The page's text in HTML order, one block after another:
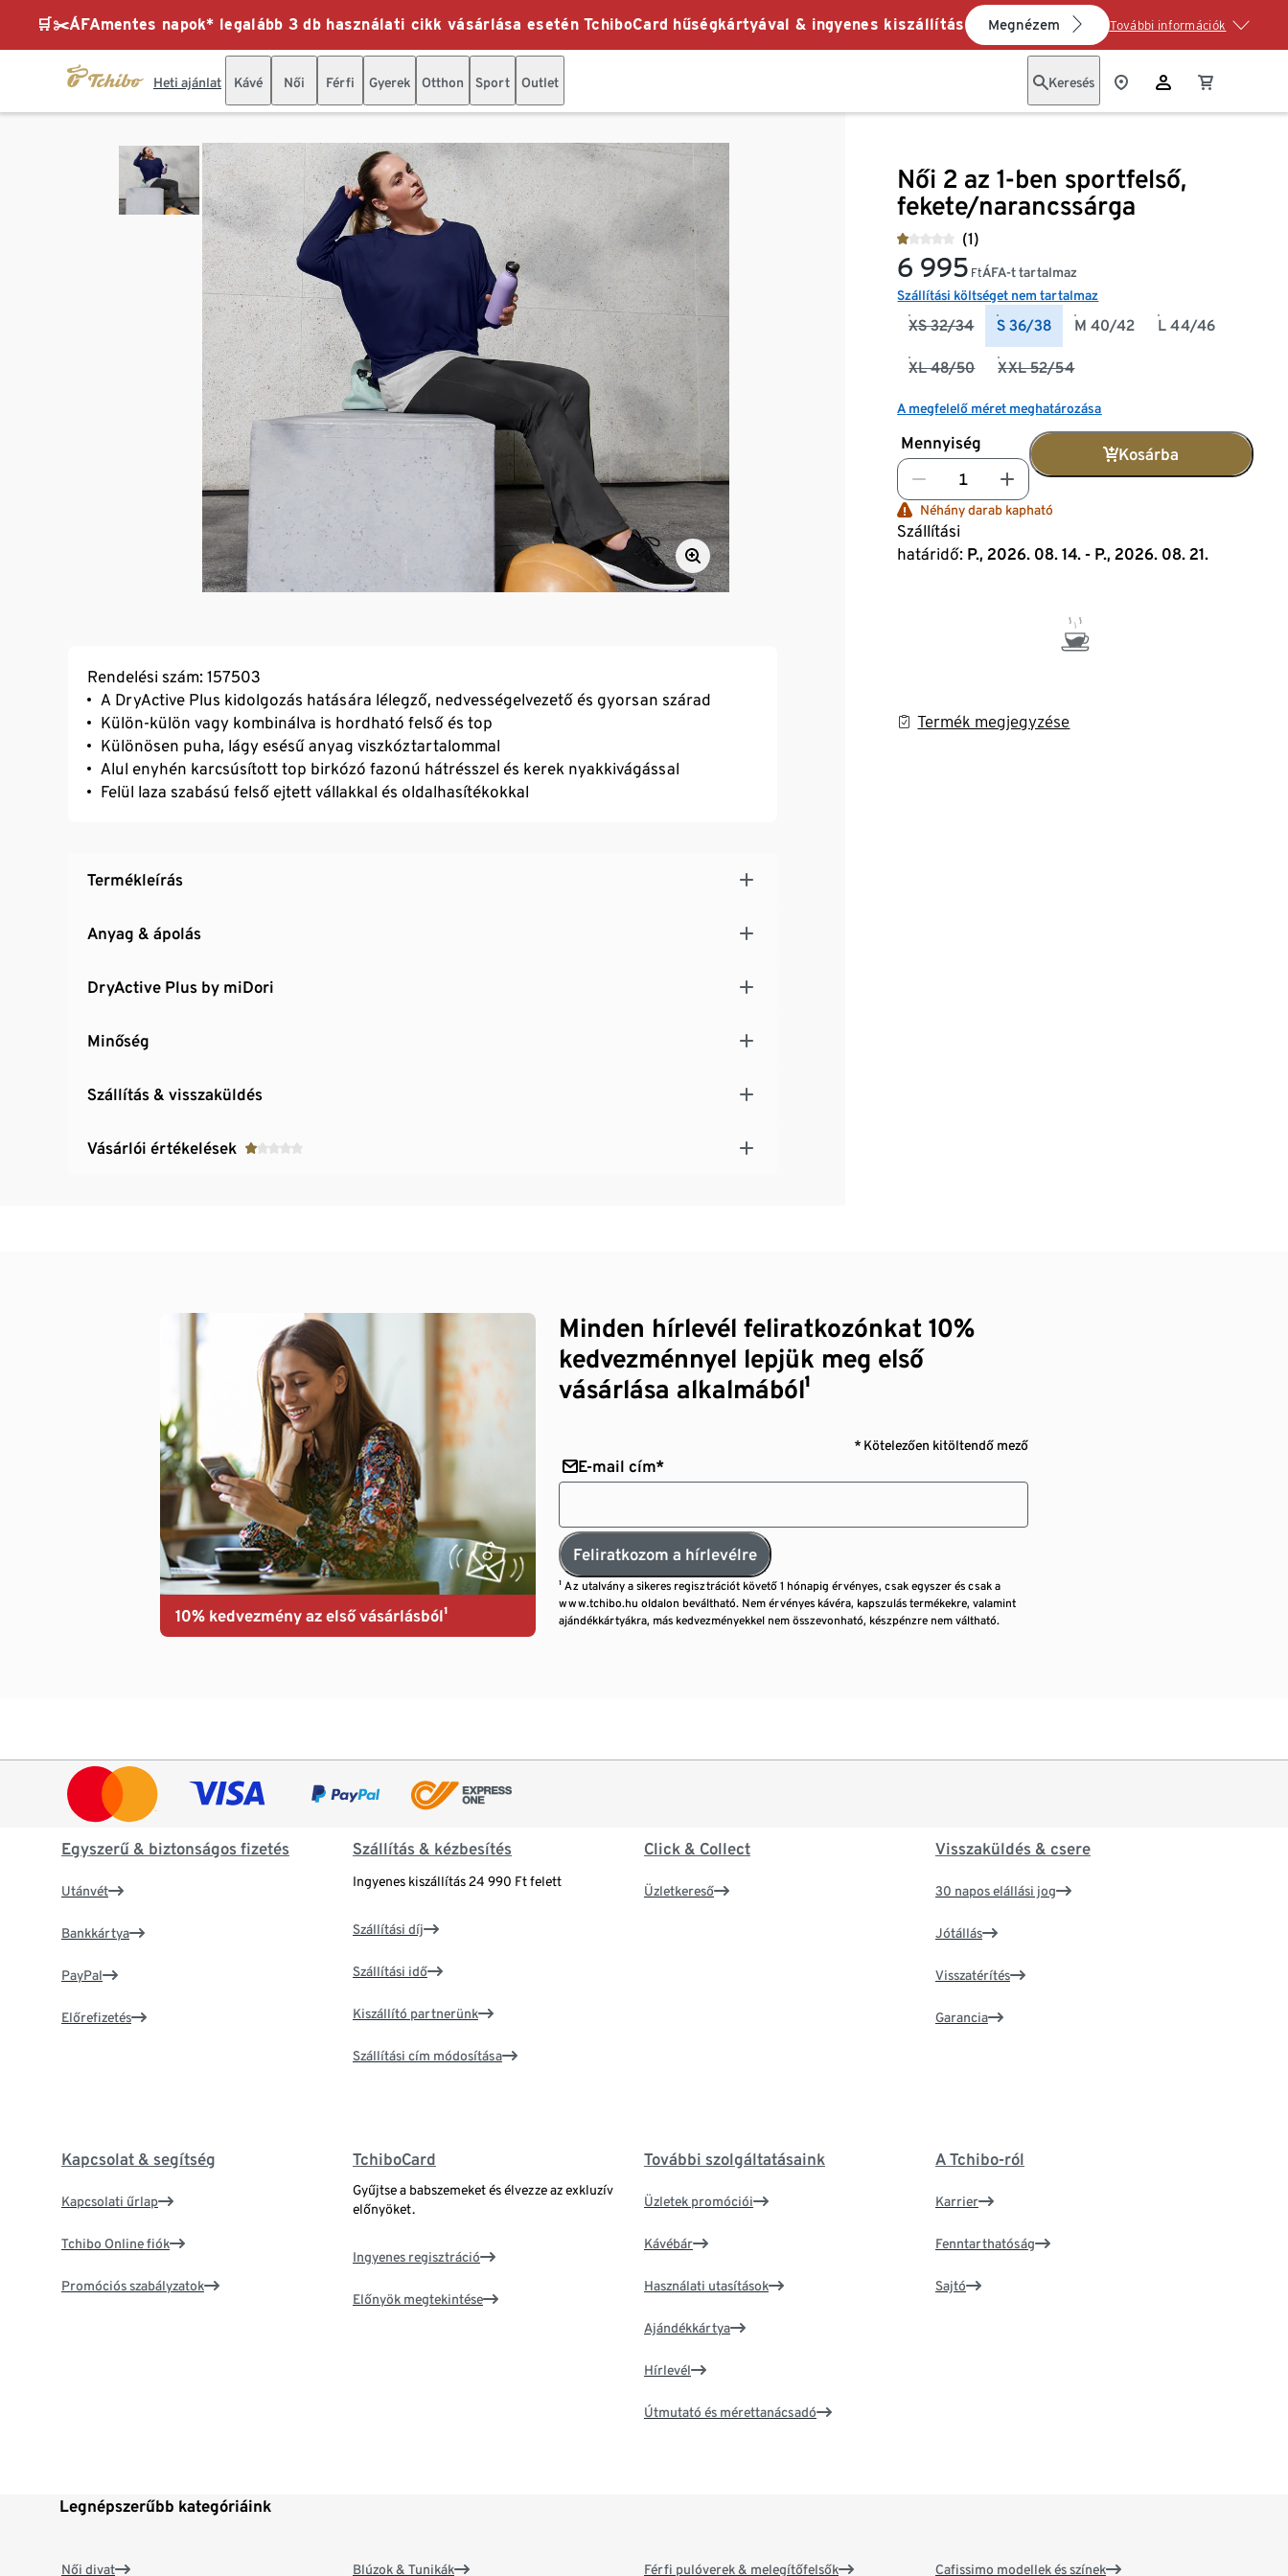
🛒✂️ÁFAmentes napok* legalább 3 db használati cikk vásárlása esetén TchiboCard hűségkártyával & ingyenes kiszállítás Megnézem További információk
Heti ajánlat Kávé Női Férfi Gyerek Otthon Sport Outlet Keresés
Női 2 az 1-ben sportfelső,
fekete/narancssárga
(1)
6 995 FtÁFA-t tartalmaz
Szállítási költséget nem tartalmaz
XS 32/34 S 36/38 M 40/42 L 44/46
XL 48/50 XXL 52/54
A megfelelő méret meghatározása
Mennyiség
Kosárba
Néhány darab kapható
Szállítási
határidő: P., 2026. 08. 14. - P., 2026. 08. 21.
Termék megjegyzése
Rendelési szám: 157503
A DryActive Plus kidolgozás hatására lélegző, nedvességelvezető és gyorsan szárad
Külön-külön vagy kombinálva is hordható felső és top
Különösen puha, lágy esésű anyag viszkóztartalommal
Alul enyhén karcsúsított top birkózó fazonú hátrésszel és kerek nyakkivágással
Felül laza szabású felső ejtett vállakkal és oldalhasítékokkal
Termékleírás
Anyag & ápolás
DryActive Plus by miDori
Minőség
Szállítás & visszaküldés
Vásárlói értékelések
10% kedvezmény az első vásárlásból¹
Minden hírlevél feliratkozónkat 10%
kedvezménnyel lepjük meg első
vásárlása alkalmából¹
* Kötelezően kitöltendő mező
E-mail cím*
Feliratkozom a hírlevélre
¹ Az utalvány a sikeres regisztrációt követő 1 hónapig érvényes, csak egyszer és csak a
www.tchibo.hu oldalon beváltható. Nem érvényes kávéra, kapszulás termékekre, valamint
ajándékkártyákra, más kedvezményekkel nem összevonható, készpénzre nem váltható.
Egyszerű & biztonságos fizetés
Utánvét
Bankkártya
PayPal
Előrefizetés
Szállítás & kézbesítés
Ingyenes kiszállítás 24 990 Ft felett
Szállítási díj
Szállítási idő
Kiszállító partnerünk
Szállítási cím módosítása
Click & Collect
Üzletkereső
Visszaküldés & csere
30 napos elállási jog
Jótállás
Visszatérítés
Garancia
Kapcsolat & segítség
Kapcsolati űrlap
Tchibo Online fiók
Promóciós szabályzatok
TchiboCard
Gyűjtse a babszemeket és élvezze az exkluzív
előnyöket.
Ingyenes regisztráció
Előnyök megtekintése
További szolgáltatásaink
Üzletek promóciói
Kávébár
Használati utasítások
Ajándékkártya
Hírlevél
Útmutató és mérettanácsadó
A Tchibo-ról
Karrier
Fenntarthatóság
Sajtó
Legnépszerűbb kategóriáink
Női divat Blúzok & Tunikák Férfi pulóverek & melegítőfelsők Cafissimo modellek és színek